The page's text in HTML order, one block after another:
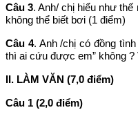
Câu 3. Anh/ chị hiểu như
không thể biết bơi (1 điểm)
Câu 4. Anh /chị có đồng
thì ai cứu được em” không ?
II. LÀM VĂN (7,0 điểm)
Câu 1 (2,0 điểm)